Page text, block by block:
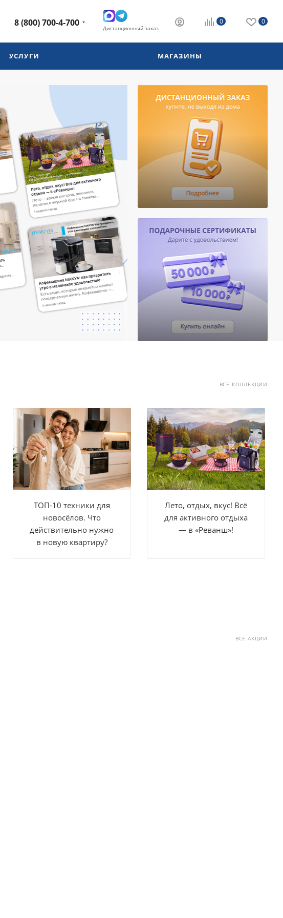
8 (800) 700-4-700 Дистанционный заказ
0 0
УСЛУГИ МАГАЗИНЫ
ВСЕ КОЛЛЕКЦИИ
ТОП-10 техники для
новосёлов. Что
действительно нужно
в новую квартиру?
Лето, отдых, вкус! Всё
для активного отдыха
— в «Реванш»!
ВСЕ АКЦИИ